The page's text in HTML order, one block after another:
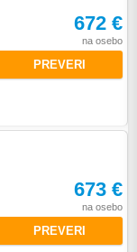
672 €
na osebo
PREVERI
673 €
na osebo
PREVERI